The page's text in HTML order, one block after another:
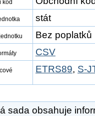
kód
stát
Bez poplatků
CSV
ETRS89, S-
sada obsahuje